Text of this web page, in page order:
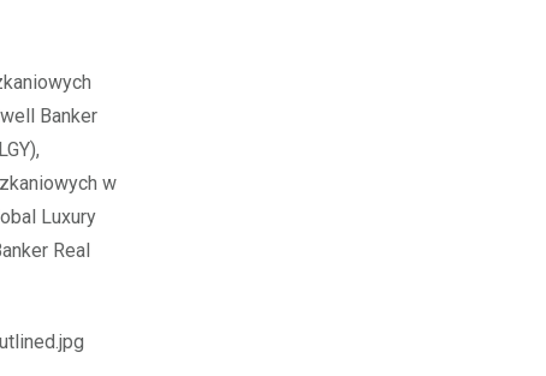
Banker
w
Luxury
Real